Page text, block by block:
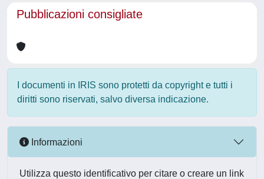
Pubblicazioni consigliate
I documenti in IRIS sono protetti da copyright e tutti i
diritti sono riservati, salvo diversa indicazione.
Informazioni
Utilizza questo identificativo per citare o creare un link